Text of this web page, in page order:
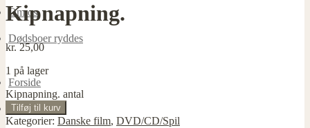
Om os
Dødsboer ryddes
Forside
Produkter
Kipnapning.
kr.25,00
1 på lager
Kipnapning. antal
Tilføj til kurv
Kategorier: Danske film, DVD/CD/Spil